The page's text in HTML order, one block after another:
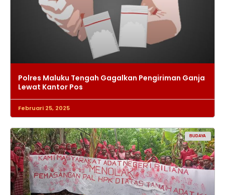
Polres Maluku Tengah Gagalkan Pengiriman Ganja
Lewat Kantor Pos
Februari 25, 2025
BUDAYA